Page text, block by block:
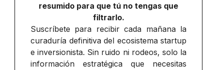
resumido para que tú no tengas que
filtrarlo.
Suscríbete para recibir cada mañana la
curaduría definitiva del ecosistema startup
e inversionista. Sin ruido ni rodeos, solo la
información estratégica que necesitas